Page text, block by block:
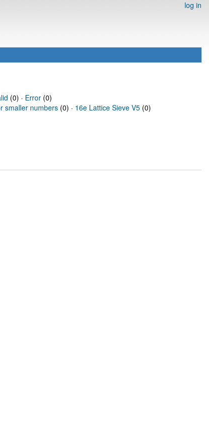
log in
(0) · Error(0)
smaller numbers (0) · 16e Lattice Sieve V5 (0)